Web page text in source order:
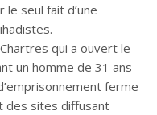
seul fait d’une
qui a ouvert le
un homme de 31 ans
ferme
des sites diffusant